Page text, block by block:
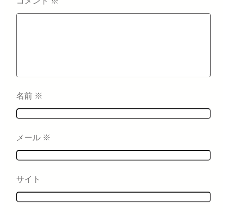
名前 ※
メール ※
サイト